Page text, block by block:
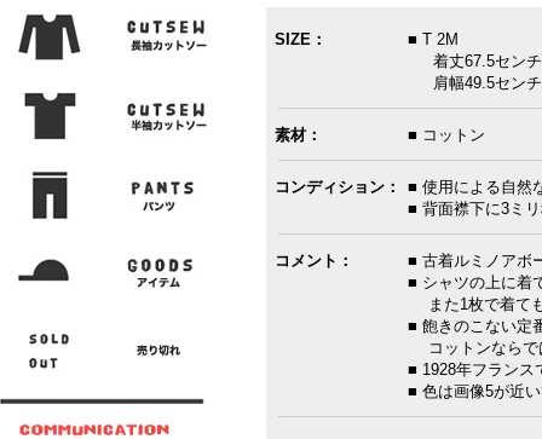
SIZE：
■ T 2M
着丈67.5センチ
肩幅49.5セン
素材： ■ コットン
コンディション：
■ 使用による自然
■ 背面襟下に3ミ
コメント：
■ 古着ルミノアボ
■ シャツの上に着
また1枚で着て
■ 飽きのこない定
コットンならで
■ 1928年フランス
■ 色は画像5が近